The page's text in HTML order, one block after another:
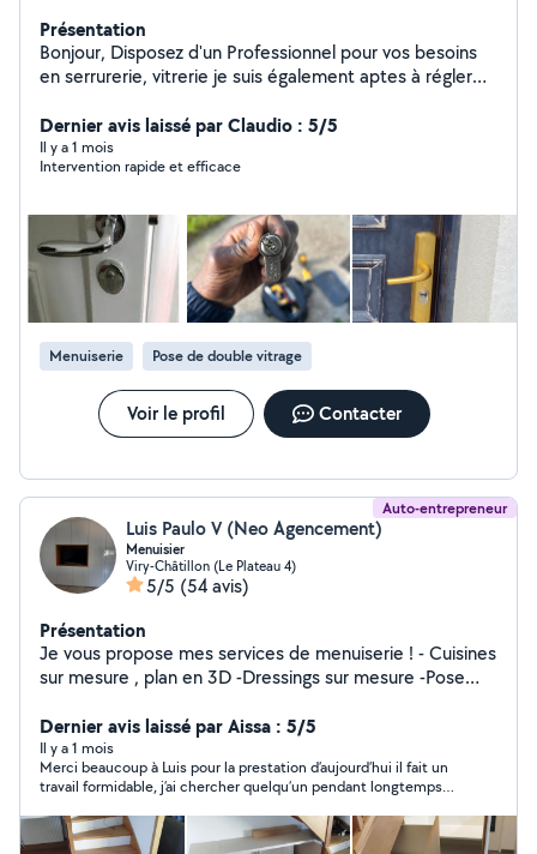
Présentation
Bonjour, Disposez d'un Professionnel pour vos besoins
en serrurerie, vitrerie je suis également aptes à régler
Service optimal Tarif communiqué avant tout
interventions
Dernier avis laissé par Claudio : 5/5
Il y a 1 mois
Intervention rapide et efficace
Menuiserie Pose de double vitrage
Voir le profil Contacter
Auto-entrepreneur
Luis Paulo V (Neo Agencement)
Menuisier
Viry-Châtillon (Le Plateau 4)
5/5 (54 avis)
Présentation
Je vous propose mes services de menuiserie ! - Cuisines
sur mesure , plan en 3D -Dressings sur mesure -Pose
de menuiserie n'hésitez pas à me contacter !
Dernier avis laissé par Aissa : 5/5
Il y a 1 mois
Merci beaucoup à Luis pour la prestation d’aujourd’hui il fait un
travail formidable, j’ai chercher quelqu’un pendant longtemps
précieusement.